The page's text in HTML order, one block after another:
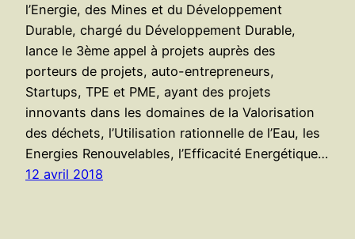
l’Energie, des Mines et du Développement
Durable, chargé du Développement Durable,
lance le 3ème appel à projets auprès des
porteurs de projets, auto-entrepreneurs,
Startups, TPE et PME, ayant des projets
innovants dans les domaines de la Valorisation
des déchets, l’Utilisation rationnelle de l’Eau, les
Energies Renouvelables, l’Efficacité Energétique…
12 avril 2018